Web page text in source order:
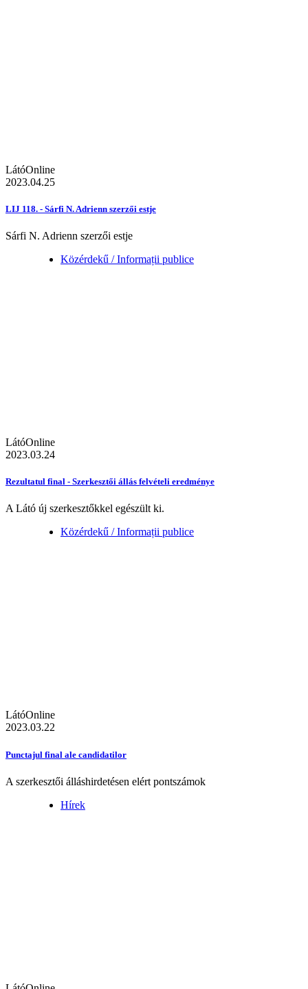
LátóOnline
2023.04.25
LIJ 118. - Sárfi N. Adrienn szerzői estje
Sárfi N. Adrienn szerzői estje
Közérdekű / Informații publice
LátóOnline
2023.03.24
Rezultatul final - Szerkesztői állás felvételi eredménye
A Látó új szerkesztőkkel egészült ki.
Közérdekű / Informații publice
LátóOnline
2023.03.22
Punctajul final ale candidatilor
A szerkesztői álláshirdetésen elért pontszámok
Hírek